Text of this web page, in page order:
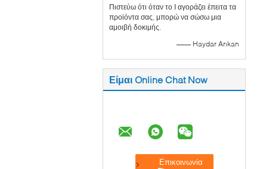
Πιστεύω ότι όταν το Ι αγοράζει έπειτα τα
προϊόντα σας, μπορώ να σώσω μια
αμοιβή δοκιμής.
—— Haydar Arıkan
Είμαι Online Chat Now